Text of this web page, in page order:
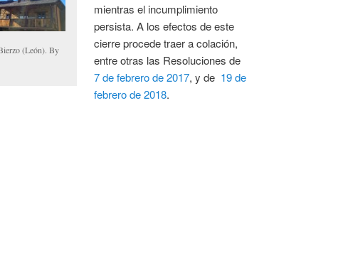
(León). By
mientras el incumplimiento
persista. A los efectos de este
cierre procede traer a colación,
entre otras las Resoluciones de
7 de febrero de 2017, y de 19 de
febrero de 2018.